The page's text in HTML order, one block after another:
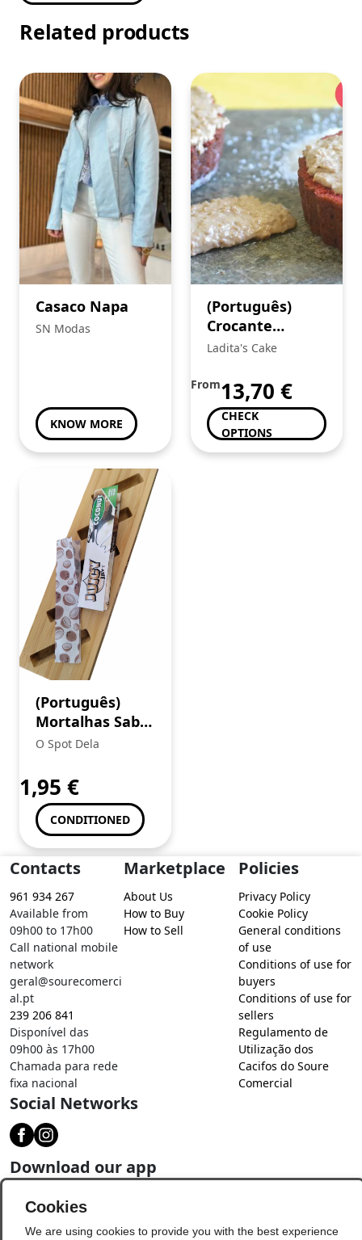
Related products
Casaco Napa
SN Modas
KNOW MORE
(Português)
Crocante
Caramelo e Flor
Ladita's Cake
From13,70 €
CHECK
OPTIONS
(Português)
Mortalhas Sabor
Juicy Jays King
O Spot Dela
1,95 €
CONDITIONED
Contacts
961 934 267
Available from
09h00 to 17h00
Call national mobile
network
geral@sourecomerci
al.pt
239 206 841
Disponível das
09h00 às 17h00
Chamada para rede
fixa nacional
Marketplace
About Us
How to Buy
How to Sell
Policies
Privacy Policy
Cookie Policy
General conditions
of use
Conditions of use for
buyers
Conditions of use for
sellers
Regulamento de
Utilização dos
Cacifos do Soure
Comercial
Social Networks
Download our app
Cookies
We are using cookies to provide you with the best experience